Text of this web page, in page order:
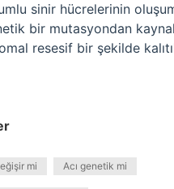
sinir hücrelerinin
bir mutasyondan
resesif bir şekilde
mi Acı genetik mi